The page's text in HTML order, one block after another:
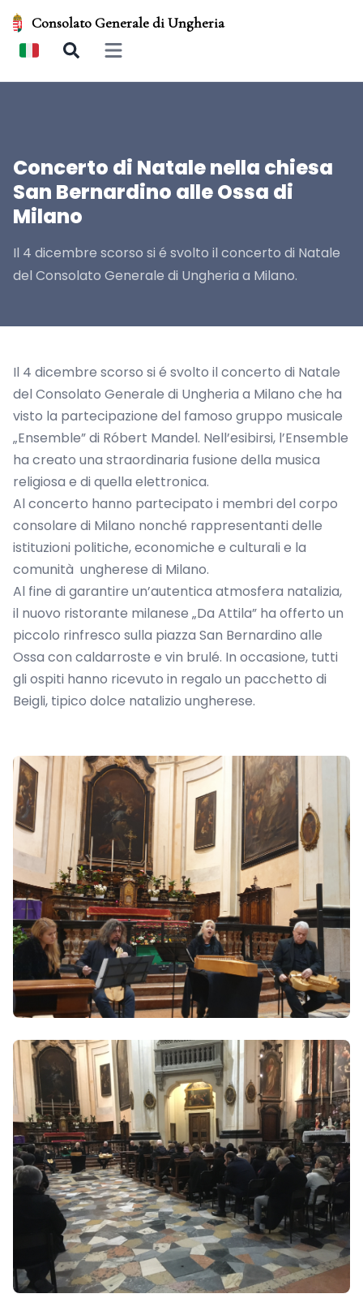
Consolato Generale di Ungheria
Open main menu
Concerto di Natale nella chiesa
San Bernardino alle Ossa di
Milano
Il 4 dicembre scorso si é svolto il concerto di Natale
del Consolato Generale di Ungheria a Milano.
Il 4 dicembre scorso si é svolto il concerto di Natale
del Consolato Generale di Ungheria a Milano che ha
visto la partecipazione del famoso gruppo musicale
„Ensemble” di Róbert Mandel. Nell’esibirsi, l’Ensemble
ha creato una straordinaria fusione della musica
religiosa e di quella elettronica.
Al concerto hanno partecipato i membri del corpo
consolare di Milano nonché rappresentanti delle
istituzioni politiche, economiche e culturali e la
comunità ungherese di Milano.
Al fine di garantire un’autentica atmosfera natalizia,
il nuovo ristorante milanese „Da Attila” ha offerto un
piccolo rinfresco sulla piazza San Bernardino alle
Ossa con caldarroste e vin brulé. In occasione, tutti
gli ospiti hanno ricevuto in regalo un pacchetto di
Beigli, tipico dolce natalizio ungherese.